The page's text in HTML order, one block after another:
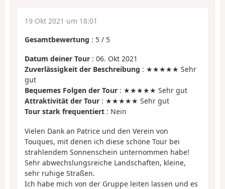
19 Okt 2021 um 18:01
Gesamtbewertung : 5 / 5
Datum deiner Tour : 06. Okt 2021
Zuverlässigkeit der Beschreibung : ★★★★★ Sehr
gut
Bequemes Folgen der Tour : ★★★★★ Sehr gut
Attraktivität der Tour : ★★★★★ Sehr gut
Tour stark frequentiert : Nein
Vielen Dank an Patrice und den Verein von
Touques, mit denen ich diese schöne Tour bei
strahlendem Sonnenschein unternommen habe!
Sehr abwechslungsreiche Landschaften, kleine,
sehr ruhige Straßen.
Ich habe mich von der Gruppe leiten lassen und es